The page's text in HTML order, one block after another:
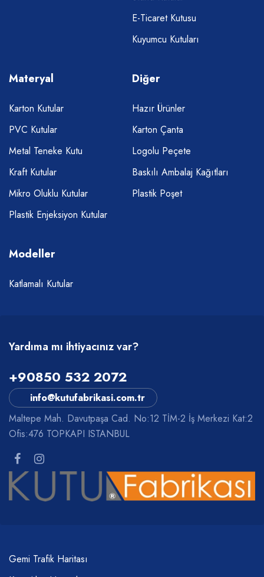
E-Ticaret Kutusu
Kuyumcu Kutuları
Materyal
Karton Kutular
PVC Kutular
Metal Teneke Kutu
Kraft Kutular
Mikro Oluklu Kutular
Plastik Enjeksiyon Kutular
Diğer
Hazır Ürünler
Karton Çanta
Logolu Peçete
Baskılı Ambalaj Kağıtları
Plastik Poşet
Modeller
Katlamalı Kutular
Yardıma mı ihtiyacınız var?
+90850 532 2072
info@kutufabrikasi.com.tr
Maltepe Mah. Davutpaşa Cad. No:12 TİM-2 İş Merkezi Kat:2
Ofis:476 TOPKAPI ISTANBUL
Gemi Trafik Haritası